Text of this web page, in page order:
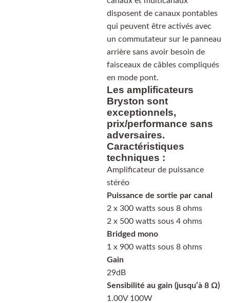
disposent de canaux pontables
qui peuvent être activés avec
un commutateur sur le panneau
arrière sans avoir besoin de
faisceaux de câbles compliqués
en mode pont.
Les amplificateurs
Bryston sont
exceptionnels,
prix/performance sans
adversaires.
Caractéristiques
techniques :
Amplificateur de puissance
stéréo
Puissance de sortie par canal
2 x 300 watts sous 8 ohms
2 x 500 watts sous 4 ohms
Bridged mono
1 x 900 watts sous 8 ohms
Gain
29dB
Sensibilité au gain (jusqu’à 8 Ω)
1.00V 100W